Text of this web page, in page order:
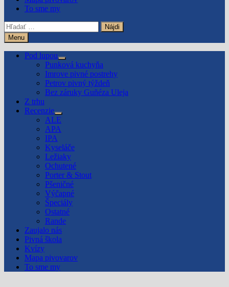
To sme my
Hľadať:
Menu
Pod lupou
Show
sub
menu
Punková kuchyňa
Imrove pivné postrehy
Petrov pivný týždeň
Bez záruky Guñéza Uleja
Z trhu
Recenzie
Show
sub
menu
ALE
APA
IPA
Kyseláče
Ležiaky
Ochutené
Porter & Stout
Pšeničné
Výčapné
Špeciály
Ostatné
Rande
Zaujalo nás
Pivná škola
Kvízy
Mapa pivovarov
To sme my